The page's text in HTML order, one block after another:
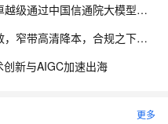
业界首家！阿里云智能媒体服务，卓越级通过中国信通院大模型媒体处理评估
微短剧出海新攻略：多语言翻译提效，窄带高清降本，合规之下畅享极致播放
新与AIGC加速出海
更多